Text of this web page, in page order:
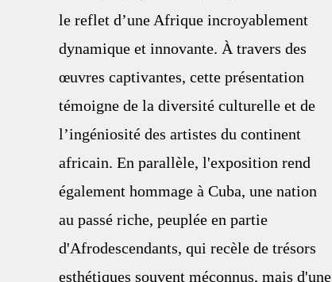
le reflet d’une Afrique incroyablement
dynamique et innovante. À travers des
œuvres captivantes, cette présentation
témoigne de la diversité culturelle et de
l’ingéniosité des artistes du continent
africain. En parallèle, l'exposition rend
également hommage à Cuba, une nation
au passé riche, peuplée en partie
d'Afrodescendants, qui recèle de trésors
esthétiques souvent méconnus, mais d'une